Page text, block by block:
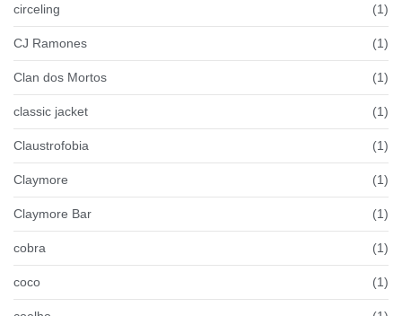
circeling (1)
CJ Ramones (1)
Clan dos Mortos (1)
classic jacket (1)
Claustrofobia (1)
Claymore (1)
Claymore Bar (1)
cobra (1)
coco (1)